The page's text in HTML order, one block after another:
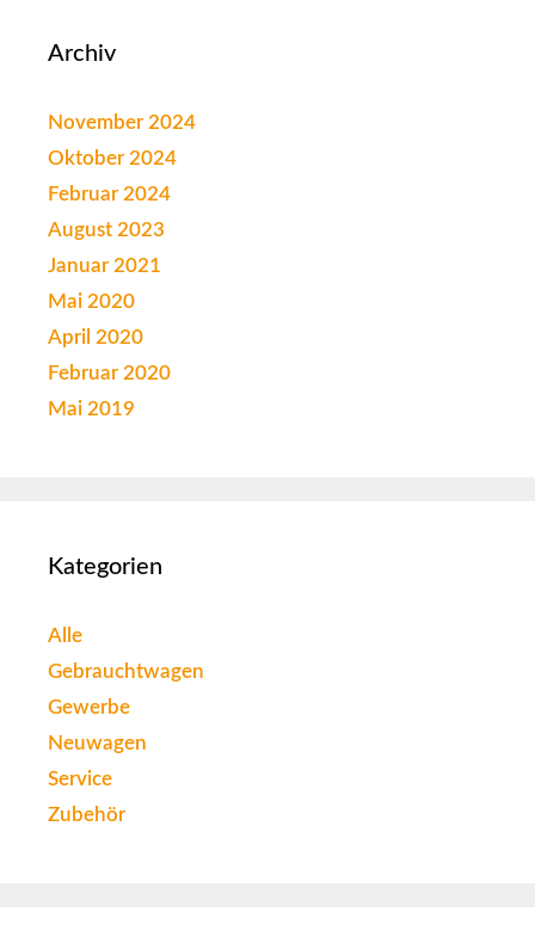
Archiv
November 2024
Oktober 2024
Februar 2024
August 2023
Januar 2021
Mai 2020
April 2020
Februar 2020
Mai 2019
Kategorien
Alle
Gebrauchtwagen
Gewerbe
Neuwagen
Service
Zubehör